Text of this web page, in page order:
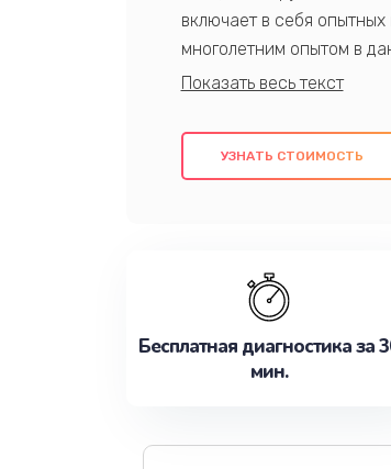
включает в себя
многолетним опытом в
качественный ремонт с
клиентам надежное и
потребности наилучшим
УЗНАТЬ СТОИМОСТЬ
Бесплатная диагностика за
мин.